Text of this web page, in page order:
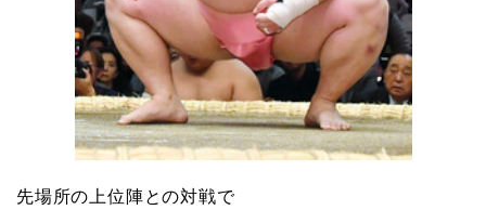
先場所の上位陣との対戦で